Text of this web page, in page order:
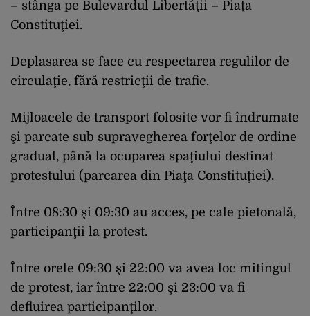
– stânga pe Bulevardul Libertăţii – Piaţa
Constituţiei.
Deplasarea se face cu respectarea regulilor de
circulaţie, fără restricţii de trafic.
Mijloacele de transport folosite vor fi îndrumate
şi parcate sub supravegherea forţelor de ordine
gradual, până la ocuparea spaţiului destinat
protestului (parcarea din Piaţa Constituţiei).
Între 08:30 şi 09:30 au acces, pe cale pietonală,
participanţii la protest.
Între orele 09:30 şi 22:00 va avea loc mitingul
de protest, iar între 22:00 şi 23:00 va fi
defluirea participanţilor.